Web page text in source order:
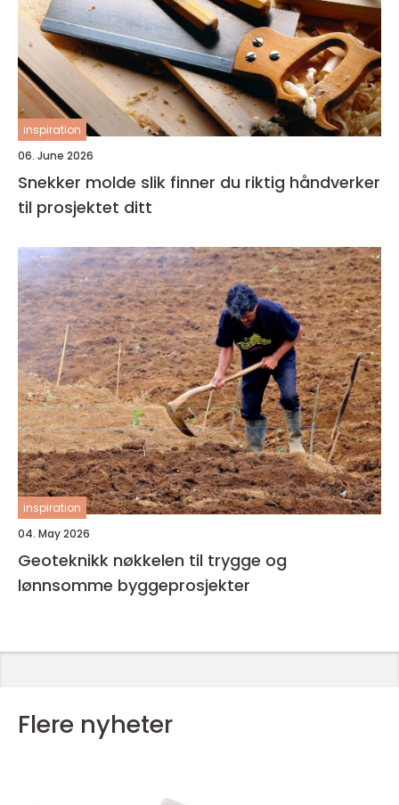
inspiration
06. June 2026
Snekker molde slik finner du riktig håndverker
til prosjektet ditt
inspiration
04. May 2026
Geoteknikk nøkkelen til trygge og
lønnsomme byggeprosjekter
Flere nyheter